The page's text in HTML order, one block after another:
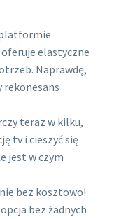
elastyczne
Naprawdę,
rekonesans
teraz w kilku,
tv i cieszyć się
jest w czym
bez kosztowo!
bez żadnych